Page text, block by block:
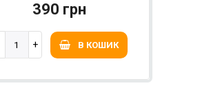
390 грн
В КОШИК